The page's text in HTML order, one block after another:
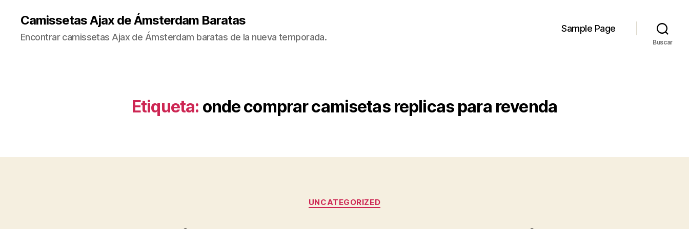
Camissetas Ajax de Ámsterdam Baratas
Encontrar camissetas Ajax de Ámsterdam baratas de la nueva temporada.
Sample Page
Buscar
Etiqueta: onde comprar camisetas replicas para revenda
Categorías
UNCATEGORIZED